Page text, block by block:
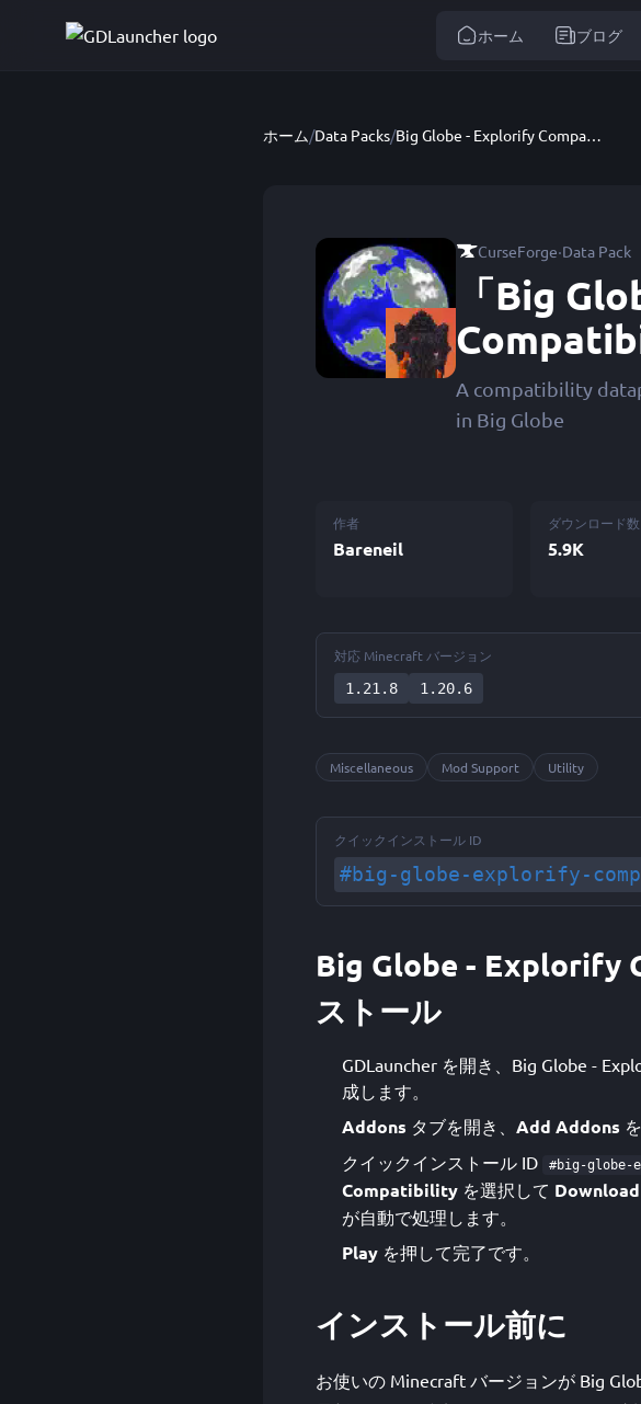
ホーム ブログ
ホーム/Data Packs/ Big Globe - Explorify Compatibility
CurseForge·Data Pack
「Big
A compatibility
in Big Globe
作者
Bareneil
ダウンロード数
5.9K
対応 Minecraft バージョン
1.21.8
1.20.6
Miscellaneous Mod Support Utility
クイックインストール ID
#big-globe-explorify-
Big Globe - Explorify
ストール
GDLauncher を開き、Big Globe -
成します。
Addons タブを開き、 Add Addons
クイックインストール ID
#big-
Compatibility を選択して Download
が自動で処理します。
Play を押して完了です。
インストール前に
お使いの Minecraft バージョンが Big